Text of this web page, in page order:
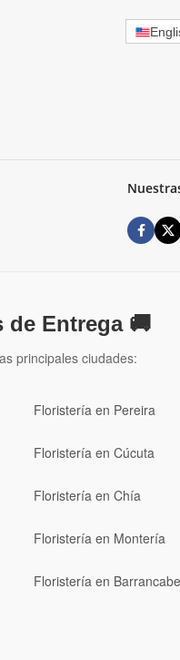
Entrega 🚚
principales ciudades:
Floristería en Pereira
Floristería en Cúcuta
Floristería en Chía
Floristería en Montería
Floristería en